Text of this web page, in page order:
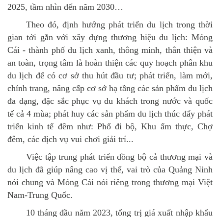
2025, tầm nhìn đến năm 2030…
Theo đó, định hướng phát triển du lịch trong thời
gian tới gắn với xây dựng thương hiệu du lịch: Móng
Cái - thành phố du lịch xanh, thông minh, thân thiện và
an toàn, trọng tâm là hoàn thiện các quy hoạch phân khu
du lịch để có cơ sở thu hút đầu tư; phát triển, làm mới,
chỉnh trang, nâng cấp cơ sở hạ tầng các sản phẩm du lịch
đa dạng, đặc sắc phục vụ du khách trong nước và quốc
tế cả 4 mùa; phát huy các sản phẩm du lịch thúc đẩy phát
triển kinh tế đêm như: Phố đi bộ, Khu ẩm thực, Chợ
đêm, các dịch vụ vui chơi giải trí...
Việc tập trung phát triển đồng bộ cả thương mại và
du lịch đã giúp nâng cao vị thế, vai trò của Quảng Ninh
nói chung và Móng Cái nói riêng trong thương mại Việt
Nam-Trung Quốc.
10 tháng đầu năm 2023, tổng trị giá xuất nhập khẩu